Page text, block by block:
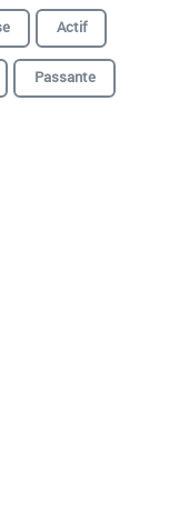
Actif
Passante